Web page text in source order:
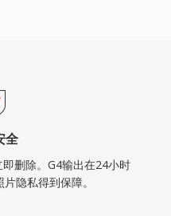
全
删除。G4输出在24小时
隐私得到保障。